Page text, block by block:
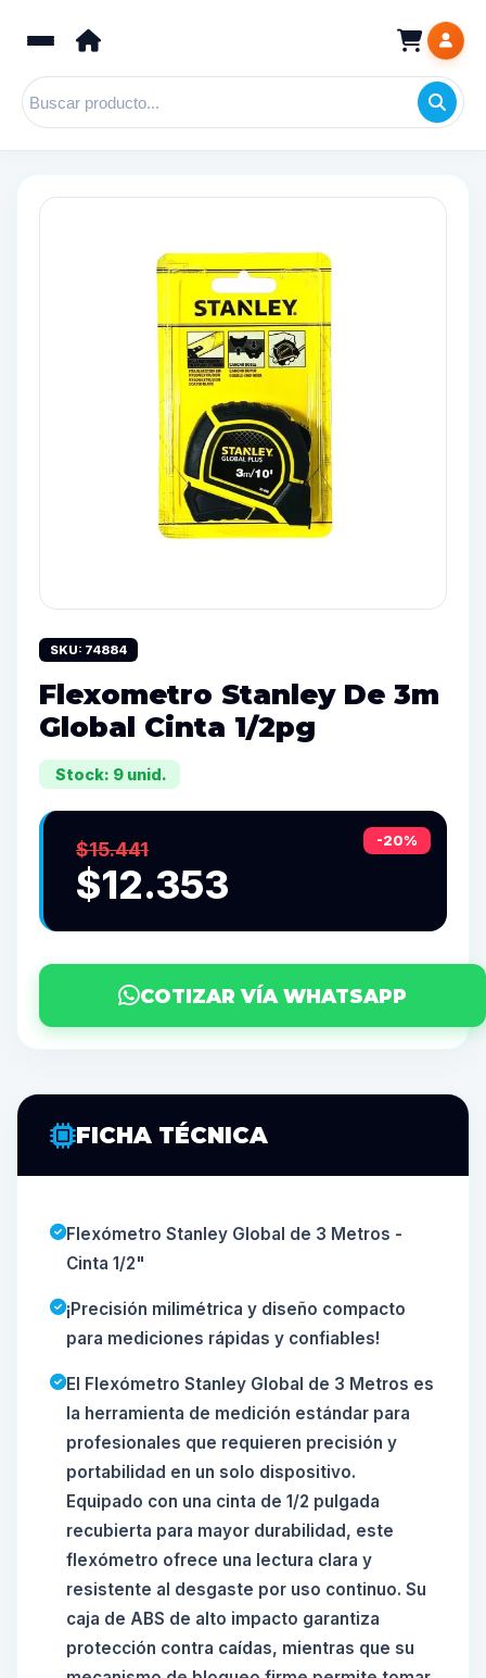
SKU: 74884
Flexometro Stanley De 3m
Global Cinta 1/2pg
Stock: 9 unid.
-20%
$15.441
$12.353
COTIZAR VÍA WHATSAPP
FICHA TÉCNICA
Flexómetro Stanley Global de 3 Metros -
Cinta 1/2"
¡Precisión milimétrica y diseño compacto
para mediciones rápidas y confiables!
El Flexómetro Stanley Global de 3 Metros es
la herramienta de medición estándar para
profesionales que requieren precisión y
portabilidad en un solo dispositivo.
Equipado con una cinta de 1/2 pulgada
recubierta para mayor durabilidad, este
flexómetro ofrece una lectura clara y
resistente al desgaste por uso continuo. Su
caja de ABS de alto impacto garantiza
protección contra caídas, mientras que su